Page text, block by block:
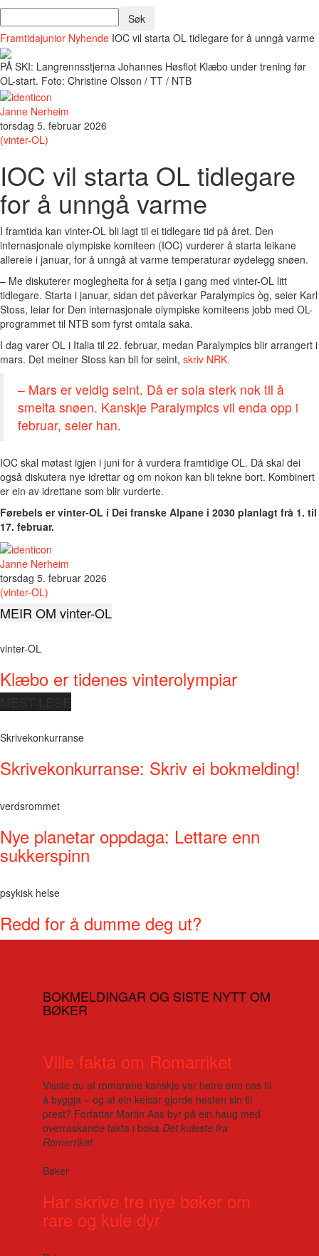
Framtidajunior Nyhende IOC vil starta OL tidlegare for å unngå varme
PÅ SKI: Langrennsstjerna Johannes Høsflot Klæbo under trening før
OL-start. Foto: Christine Olsson / TT / NTB
Janne Nerheim
torsdag 5. februar 2026
(vinter-OL)
IOC vil starta OL tidlegare
for å unngå varme
I framtida kan vinter-OL bli lagt til ei tidlegare tid på året. Den
internasjonale olympiske komiteen (IOC) vurderer å starta leikane
allereie i januar, for å unngå at varme temperaturar øydelegg snøen.
– Me diskuterer moglegheita for å setja i gang med vinter-OL litt
tidlegare. Starta i januar, sidan det påverkar Paralympics òg, seier Karl
Stoss, leiar for Den internasjonale olympiske komiteens jobb med OL-
programmet til NTB som fyrst omtala saka.
I dag varer OL i Italia til 22. februar, medan Paralympics blir arrangert i
mars. Det meiner Stoss kan bli for seint, skriv NRK.
– Mars er veldig seint. Då er sola sterk nok til å
smelta snøen. Kanskje Paralympics vil enda opp i
februar, seier han.
IOC skal møtast igjen i juni for å vurdera framtidige OL. Då skal dei
også diskutera nye idrettar og om nokon kan bli tekne bort. Kombinert
er ein av idrettane som blir vurderte.
Førebels er vinter-OL i Dei franske Alpane i 2030 planlagt frå 1. til
17. februar.
Janne Nerheim
torsdag 5. februar 2026
(vinter-OL)
MEIR OM vinter-OL
vinter-OL
Klæbo er tidenes vinterolympiar
Skrivekonkurranse
Skrivekonkurranse: Skriv ei bokmelding!
verdsrommet
Nye planetar oppdaga: Lettare enn
sukkerspinn
psykisk helse
Redd for å dumme deg ut?
BOKMELDINGAR OG SISTE NYTT OM
BØKER
Ville fakta om Romarriket
Visste du at romarane kanskje var betre enn oss til
å byggja – og at ein keisar gjorde hesten sin til
prest? Forfattar Martin Aas byr på ein haug med
overraskande fakta i boka Det kuleste fra
Romerriket.
Bøker
Har skrive tre nye bøker om
rare og kule dyr